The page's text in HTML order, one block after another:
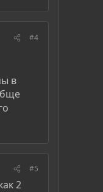
#4
в
#5
2